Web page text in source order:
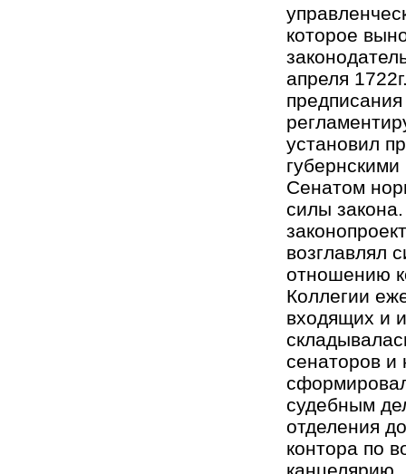
которое
апреля
установил
Сенатом
силы
возглавлял
отношению
Коллегии
входящих и
сенаторов и
судебным
отделения
контора по
канцелярию,